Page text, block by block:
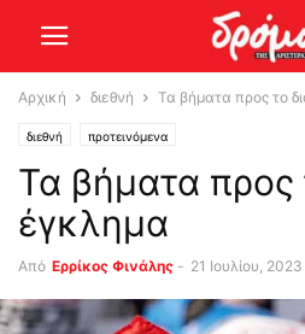
Αρχική διεθνή Τα βήματα προς το
διεθνή προτεινόμενα
Τα βήματα προς
έγκλημα
Από Ερρίκος Φινάλης - 21 Ιουλίου, 2023